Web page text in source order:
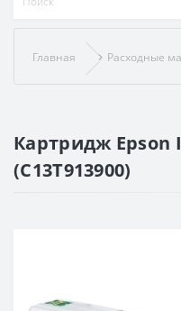
Главная Расходные
Картридж Epson
(C13T913900)